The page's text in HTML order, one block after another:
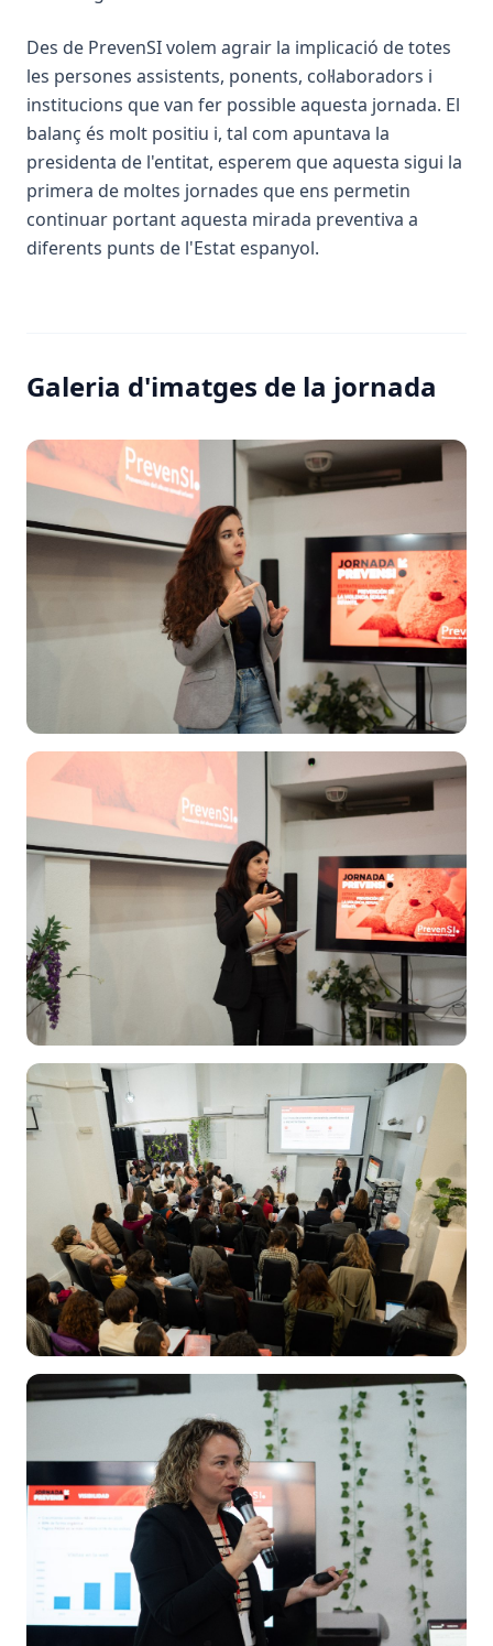
Des de PrevenSI volem agrair la implicació de totes
les persones assistents, ponents, col·laboradors i
institucions que van fer possible aquesta jornada. El
balanç és molt positiu i, tal com apuntava la
presidenta de l'entitat, esperem que aquesta sigui la
primera de moltes jornades que ens permetin
continuar portant aquesta mirada preventiva a
diferents punts de l'Estat espanyol.
Galeria d'imatges de la jornada